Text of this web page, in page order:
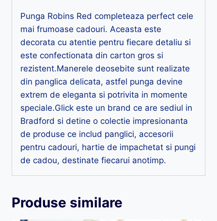
Punga Robins Red completeaza perfect cele
mai frumoase cadouri. Aceasta este
decorata cu atentie pentru fiecare detaliu si
este confectionata din carton gros si
rezistent.Manerele deosebite sunt realizate
din panglica delicata, astfel punga devine
extrem de eleganta si potrivita in momente
speciale.Glick este un brand ce are sediul in
Bradford si detine o colectie impresionanta
de produse ce includ panglici, accesorii
pentru cadouri, hartie de impachetat si pungi
de cadou, destinate fiecarui anotimp.
Produse similare